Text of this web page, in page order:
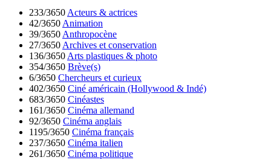
233/3650 Acteurs & actrices
42/3650 Animation
39/3650 Anthropocène
27/3650 Archives et conservation
136/3650 Arts plastiques & photo
354/3650 Brève(s)
6/3650 Chercheurs et curieux
402/3650 Ciné américain (Hollywood & Indé)
683/3650 Cinéastes
161/3650 Cinéma allemand
92/3650 Cinéma anglais
1195/3650 Cinéma français
237/3650 Cinéma italien
261/3650 Cinéma politique